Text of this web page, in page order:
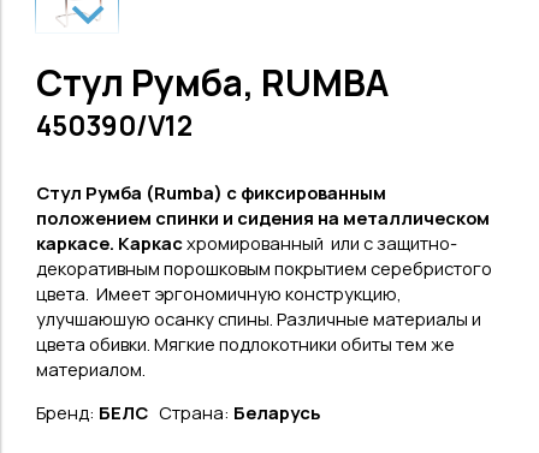
Стул Румба, RUMBA
450390/V12
Стул Румба (Rumba) с фиксированным
положением спинки и сидения на металлическом
каркасе. Каркасхромированный или с защитно-
декоративным порошковым покрытием серебристого
цвета. Имеет эргономичную конструкцию,
улучшаюшую осанку спины. Различные материалы и
цвета обивки. Мягкие подлокотники обиты тем же
материалом.
Бренд: БЕЛС Страна: Беларусь